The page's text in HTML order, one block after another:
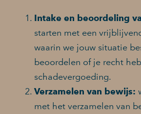
Intake en beoordeling
starten met een
waarin we jouw situatie
beoordelen of je recht
schadevergoeding.
Verzamelen van bewijs:
met het verzamelen van